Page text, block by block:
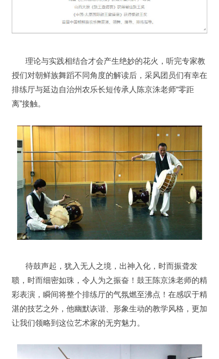
理论与实践相结合才会产生绝妙的花火，听完专家教
授们对朝鲜族舞蹈不同角度的解读后，采风团员们有幸在
排练厅与延边自治州农乐长短传承人陈京洙老师“零距
离”接触。
待鼓声起，犹入无人之境，出神入化，时而振聋发
聩，时而细密如珠，令人为之振奋！鼓王陈京洙老师的精
彩表演，瞬间将整个排练厅的气氛燃至沸点！在感叹于精
湛的技艺之外，他幽默诙谐、形象生动的教学风格，更加
让我们领略到这位艺术家的无穷魅力。